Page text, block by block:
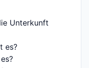
Unterkunft
es?